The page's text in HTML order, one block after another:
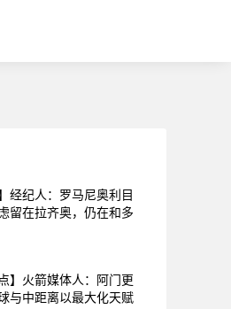
经纪人：罗马尼奥利目
留在拉齐奥，仍在和多
】火箭媒体人：阿门更
与中距离以最大化天赋